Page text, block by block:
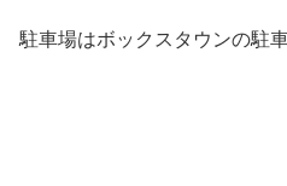
駐車場はボックスタウンの駐